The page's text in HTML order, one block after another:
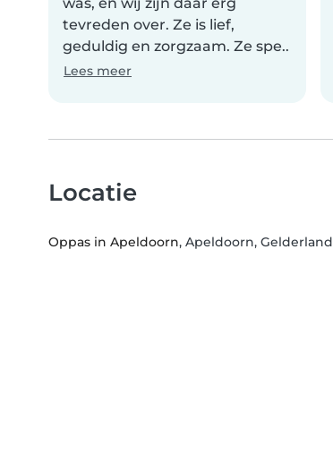
was, en wij zijn daar erg
tevreden over. Ze is lief,
geduldig en zorgzaam. Ze spe..
Lees meer
Locatie
Oppas in Apeldoorn, Apeldoorn, Gelderland